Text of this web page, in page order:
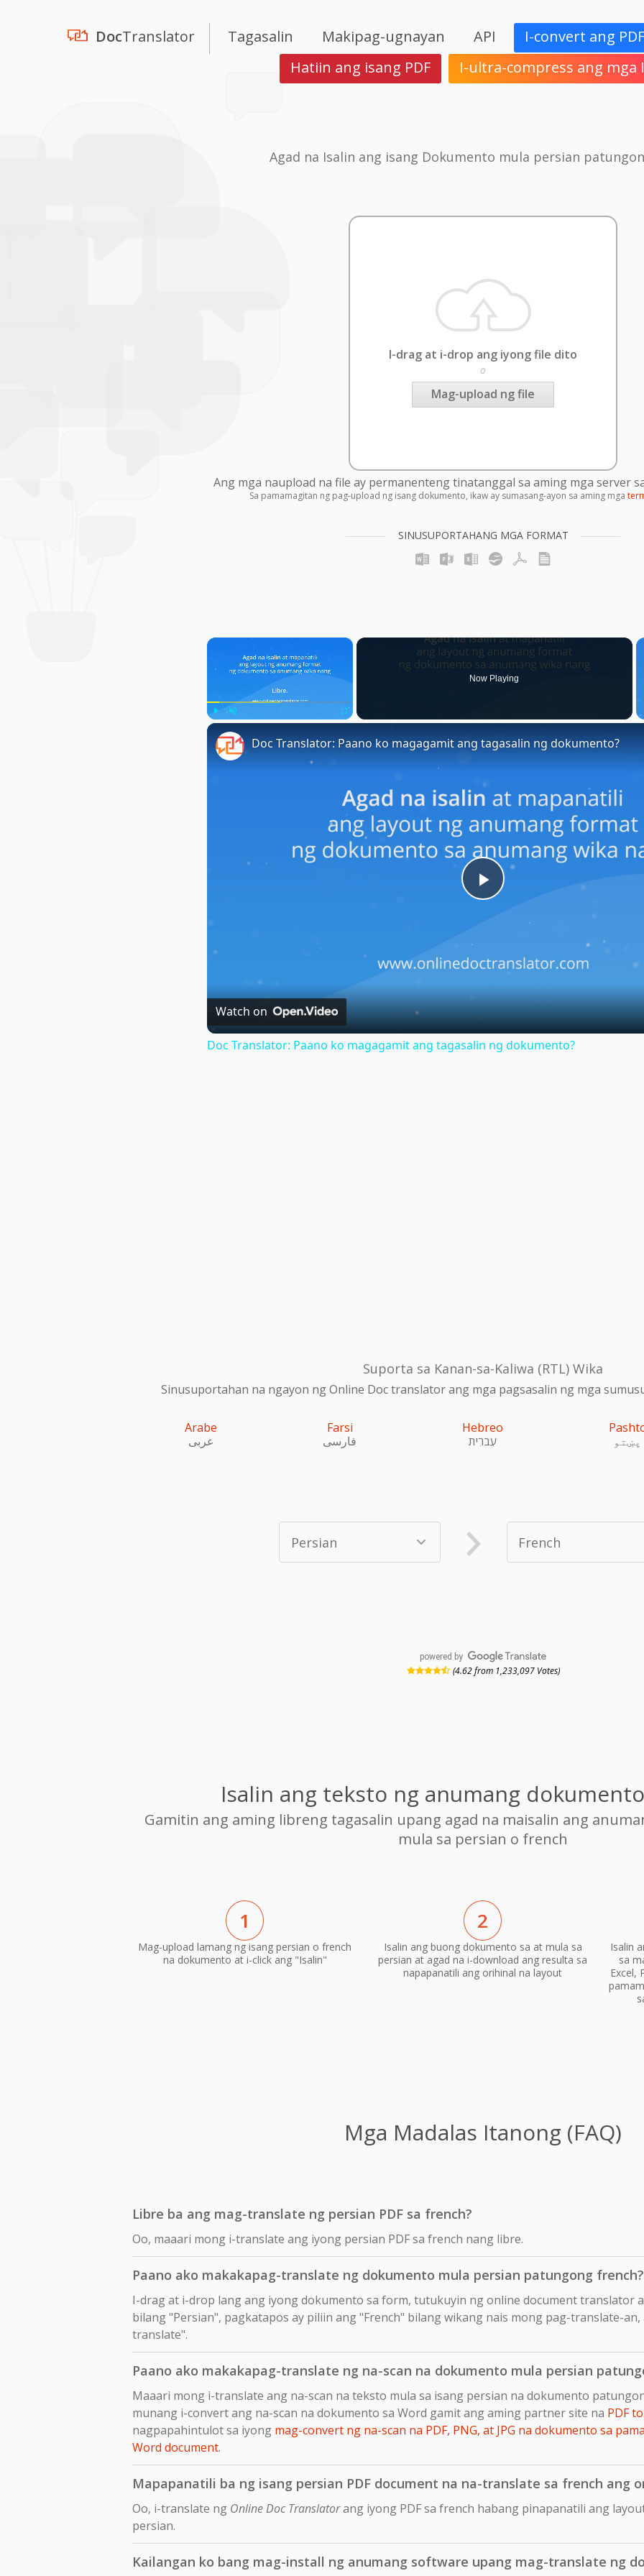
DocTranslator Tagasalin Makipag-ugnayan API
I-convert ang
Hatiin ang isang PDF
I-ultra-compress ang mga
Agad na Isalin ang isang Dokumento mula persian
I-drag at i-drop ang iyong file dito
o
Mag-upload ng file
Ang mga naupload na file ay permanenteng tinatanggal sa aming mga server
Sa pamamagitan ng pag-upload ng isang dokumento, ikaw ay sumasang-ayon sa aming mga
SINUSUPORTAHANG MGA FORMAT
×
Now Playing
Play
Doc Translator: Paano ko magagamit ang tagasalin ng dokumento?
Watch on
Doc Translator: Paano ko magagamit ang tagasalin ng dokumento?
Suporta sa Kanan-sa-Kaliwa (RTL) Wika
Sinusuportahan na ngayon ng Online Doc translator ang mga pagsasalin ng mga
Arabe
عربى
Farsi
فارسی
Hebreo
עִברִית
پښتو
powered by
(4.62 from 1,233,097 Votes)
Isalin ang teksto ng anumang
Gamitin ang aming libreng tagasalin upang agad na maisalin ang
mula sa persian o french
1
Mag-upload lamang ng isang persian o french
na dokumento at i-click ang "Isalin"
2
Isalin ang buong dokumento sa at mula sa
persian at agad na i-download ang resulta sa
napapanatili ang orihinal na layout
Isalin
sa
Excel,
Mga Madalas Itanong (FAQ)
Libre ba ang mag-translate ng persian PDF sa french?
Oo, maaari mong i-translate ang iyong persian PDF sa french nang libre.
Paano ako makakapag-translate ng dokumento mula persian patungong french?
I-drag at i-drop lang ang iyong dokumento sa form, tutukuyin ng online document translator
bilang "Persian", pagkatapos ay piliin ang "French" bilang wikang nais mong pag-translate-
translate".
Paano ako makakapag-translate ng na-scan na dokumento mula persian
Maaari mong i-translate ang na-scan na teksto mula sa isang persian na dokumento
munang i-convert ang na-scan na dokumento sa Word gamit ang aming partner site na PDF
nagpapahintulot sa iyong mag-convert ng na-scan na PDF, PNG, at JPG na dokumento sa
Word document.
Mapapanatili ba ng isang persian PDF document na na-translate sa french ang
Oo, i-translate ng Online Doc Translatorang iyong PDF sa french habang pinapanatili ang
persian.
Kailangan ko bang mag-install ng anumang software upang mag-translate ng